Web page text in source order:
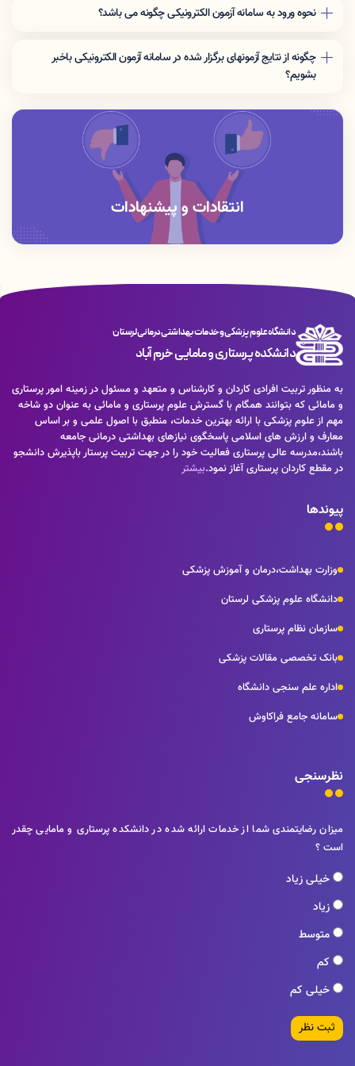
نحوه ورود به سامانه آزمون الکترونیکی چگونه می باشد؟
را بنویسید و «ورود به آزمون» را بزنید.
چگونه از نتایج آزمونهای برگزار شده در سامانه آزمون الکترونیکی باخبر
بشویم؟
را نوشته و «ورود به پنل کاربری» را بزنید.
انتقادات و پیشنهادات
دانشگاه علوم پزشکی و خدمات بهداشتی درمانی لرستان
دانشکده پرستاری و مامایی خرم آباد
به منظور تربیت افرادی کاردان و کارشناس و متعهد و مسئول در زمینه امور پرستاری
و مامائی که بتوانند همگام با گسترش علوم پرستاری و مامائی به عنوان دو شاخه
مهم از علوم پزشکی با ارائه بهترین خدمات، منطبق با اصول علمی و بر اساس
معارف و ارزش های اسلامی پاسخگوی نیازهای بهداشتی درمانی جامعه
باشند،مدرسه عالی پرستاری فعالیت خود را در جهت تربیت پرستار باپذیرش دانشجو
در مقطع کاردان پرستاری آغاز نمود.بیشتر
پیوندها
وزارت بهداشت،درمان و آموزش پزشکی
دانشگاه علوم پزشکی لرستان
سازمان نظام پرستاری
بانک تخصصی مقالات پزشکی
اداره علم سنجی دانشگاه
سامانه جامع فراکاوش
نظرسنجی
میزان رضایتمندی شما از خدمات ارائه شده در دانشکده پرستاری و مامایی چقدر
است ؟
خیلی زیاد
زیاد
متوسط
کم
خیلی کم
ثبت نظر